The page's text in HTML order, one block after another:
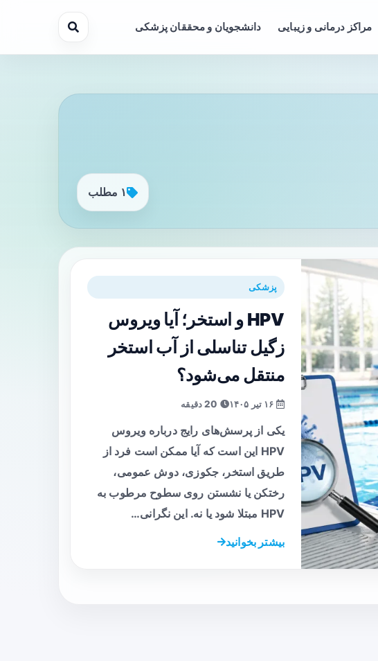
مراکز درمانی و زیبایی دانشجویان و محققان پزشکی
۱ مطلب
پزشکی
HPV و استخر؛ آیا ویروس
زگیل تناسلی از آب استخر
منتقل می‌شود؟
یکی از پرسش‌های رایج درباره ویروس
HPV این است که آیا ممکن است فرد از
طریق استخر، جکوزی، دوش عمومی،
رختکن یا نشستن روی سطوح مرطوب به
HPV مبتلا شود یا نه. این نگرانی…
بیشتر بخوانید